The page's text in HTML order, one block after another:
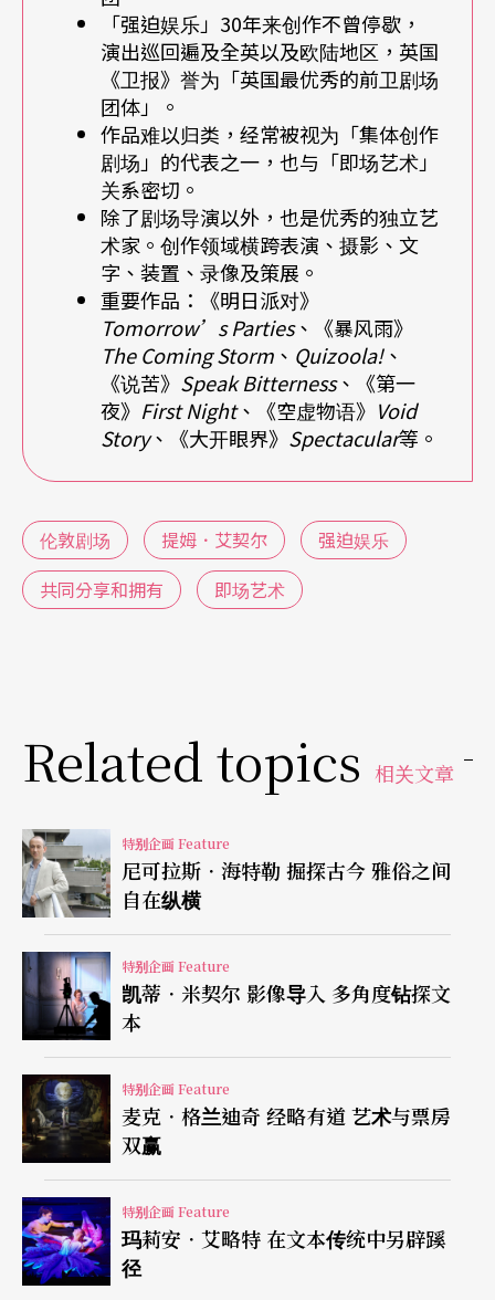
他五个同学一起组成「强迫娱乐」剧团，并且担任
其艺术总监和导演；如今经过快卅个年头，六个人
依然如往昔紧密地一起生活和创作。有趣的是，这
个英国最重要的前卫剧团称呼自己为「由六个艺术
家所组成」的团体；如此回避、拒绝传统剧场里的
身分和职位标签，清楚反映了在艾契尔的带领下，
「强迫娱乐」的创作方式与传统剧场大相径庭的特
不从既有的文本出发，以「共同分享和拥有」创作
素材为原则，「强迫娱乐」有时从一个概念、一个
问题、一条规则或一次与观众的互动经验来展开排
六个人彼此与「时间」、「空间」的关系。他认为
在形式与内容之外，表演者内在和外在的互动及与
方式，也被视为英国「集体创作剧场」（Devised T
heatre）的重要特色之一。
注重当下真实与观者交流的时刻
然而，就演出作品来看，他们绝对是个难以被归类
的「表演团体」。「强迫娱乐」的演出时常颠覆传
统剧场的框架；他们抛弃叙事线甚至「角色」的概
念，表演者不带任何虚构的身分进行「扮演」（Acti
ng），而是更加注重当下真实与观者交流的时刻。
在《第一夜》里，百无聊赖的表演者们（他们拒绝
「演员」这个称呼）站在舞台上，指著台下第一排
的其中一名观众说：「你将会死于肾脏癌」，接
著，又对著另一名观众说：「你将会死于车祸」。
随著愈来愈多的死亡被表演者们「预言」，传统剧
「强迫娱乐」30年来创作不曾停歇，
演出巡回遍及全英以及欧陆地区，英国
《卫报》誉为「英国最优秀的前卫剧场
团体」。
作品难以归类，经常被视为「集体创作
剧场」的代表之一，也与「即场艺术」
关系密切。
除了剧场导演以外，也是优秀的独立艺
术家。创作领域横跨表演、摄影、文
字、装置、录像及策展。
重要作品：《明日派对》
Tomorrow’s Parties、《暴风雨》
The Coming Storm 、 Quizoola!、
《说苦》 Speak Bitterness、《第一
夜》 First Night、《空虚物语》 Void
Story、《大开眼界》 Spectacular等。
伦敦剧场 提姆．艾契尔
强迫娱乐
共同分享和拥有
即场艺术
Related topics 相关文章
特别企画 Feature
尼可拉斯．海特勒 掘探古今 雅俗之间
自在纵横
特别企画 Feature
凯蒂．米契尔 影像导入 多角度钻探文
本
特别企画 Feature
麦克．格兰迪奇 经略有道 艺术与票房
双赢
特别企画 Feature
玛莉安．艾略特 在文本传统中另辟蹊
径